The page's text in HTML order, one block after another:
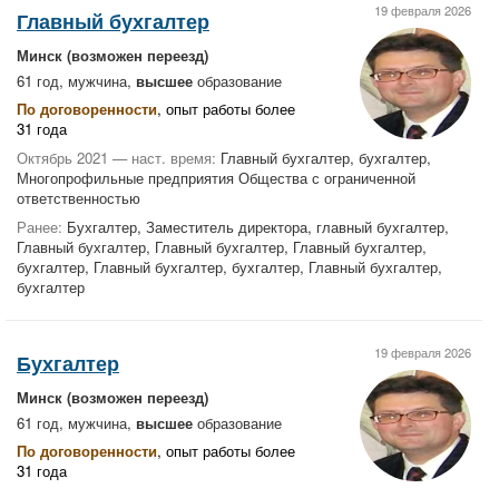
19 февраля 2026
Главный бухгалтер
Минск (возможен переезд)
61 год, мужчина, высшее образование
По договоренности, опыт работы более
31 года
Октябрь 2021 — наст. время: Главный бухгалтер, бухгалтер,
Многопрофильные предприятия Общества с ограниченной
ответственностью
Ранее: Бухгалтер, Заместитель директора, главный бухгалтер,
Главный бухгалтер, Главный бухгалтер, Главный бухгалтер,
бухгалтер, Главный бухгалтер, бухгалтер, Главный бухгалтер,
бухгалтер
19 февраля 2026
Бухгалтер
Минск (возможен переезд)
61 год, мужчина, высшее образование
По договоренности, опыт работы более
31 года